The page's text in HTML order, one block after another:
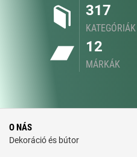
317
KATEGÓRIÁK
12
MÁRKÁK
O NÁS
Dekoráció és bútor